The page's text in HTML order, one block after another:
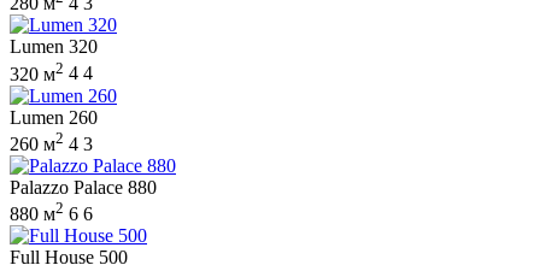
Lumen 320
320 м2 4 4
Lumen 260
260 м2 4 3
Palazzo Palace 880
880 м2 6 6
Full House 500